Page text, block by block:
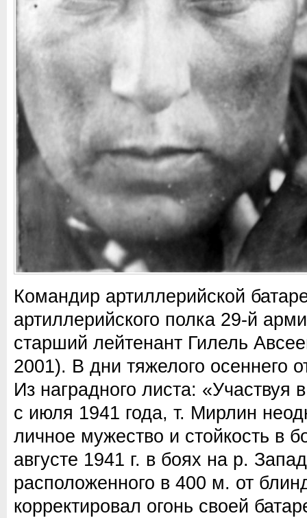
Командир артиллерийской
артиллерийского полка 29-й
старший лейтенант Гилель
2001). В дни тяжелого осеннего
Из наградного листа: «Участвуя
с июля 1941 года, т. Мирлин
личное мужество и стойкость в
августе 1941 г. в боях на р.
расположенного в 400 м. от
корректировал огонь своей